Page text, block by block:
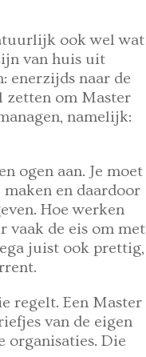
ook wel wat
van huis uit
enerzijds naar de
zetten om Master
namelijk:
ogen aan. Je moet
en daardoor
Hoe werken
vaak de eis om met
juist ook prettig,
regelt. Een Master
van de eigen
organisaties. Die